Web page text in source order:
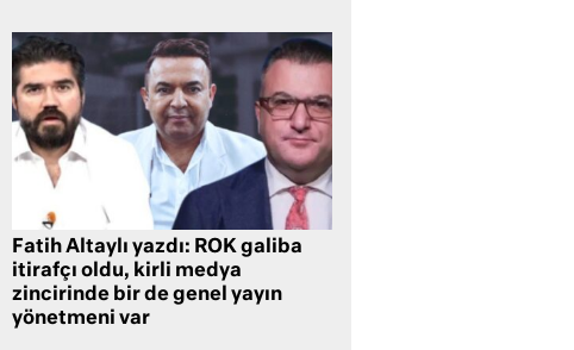
Fatih Altaylı yazdı: ROK galiba
itirafçı oldu, kirli medya
zincirinde bir de genel yayın
yönetmeni var